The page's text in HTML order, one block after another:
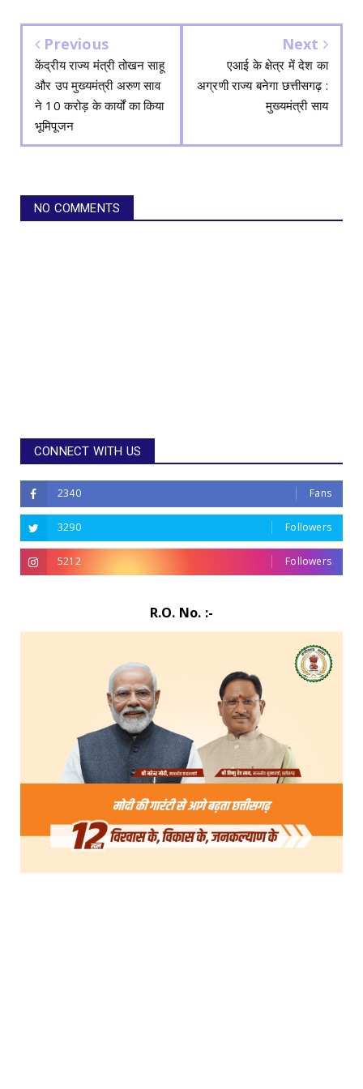
Previous
केंद्रीय राज्य मंत्री तोखन साहू
और उप मुख्यमंत्री अरुण साव
ने 10 करोड़ के कार्यों का किया
भूमिपूजन
Next
एआई के क्षेत्र में देश का
अग्रणी राज्य बनेगा छत्तीसगढ़ :
मुख्यमंत्री साय
NO COMMENTS
CONNECT WITH US
2340 Fans
3290 Followers
5212 Followers
R.O. No. :-